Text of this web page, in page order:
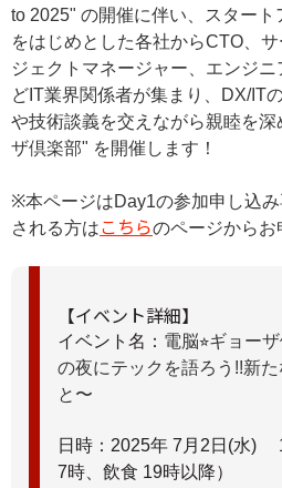
to 2025" の開催に伴い、スター
をはじめとした各社からCTO、 サ
ジェクトマネージャー、エンジ
どIT業界関係者が集まり、
DX/IT
や技術談義を交えながら親睦を深
ザ倶楽部" を開催します！
※本ページはDay1の参加申し込
される方はこちらのページからお
【イベント詳細】
イベント名： 電脳⭐︎ギョー
の夜にテックを語ろう!!新
と〜
日時：2025年 7月2日(水)
7時、飲食 19時以降）